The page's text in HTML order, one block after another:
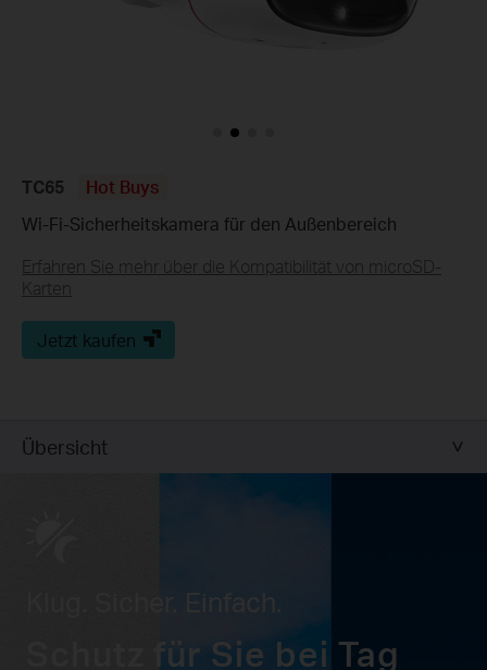
TC65
Hot Buys
Wi-Fi-Sicherheitskamera für den Außenbereich
Erfahren Sie mehr über die Kompatibilität von microSD-
Karten
Jetzt kaufen
Übersicht
Schutz für Sie bei Tag